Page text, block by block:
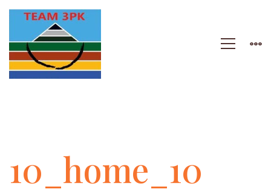
10_home_10
10_home_10